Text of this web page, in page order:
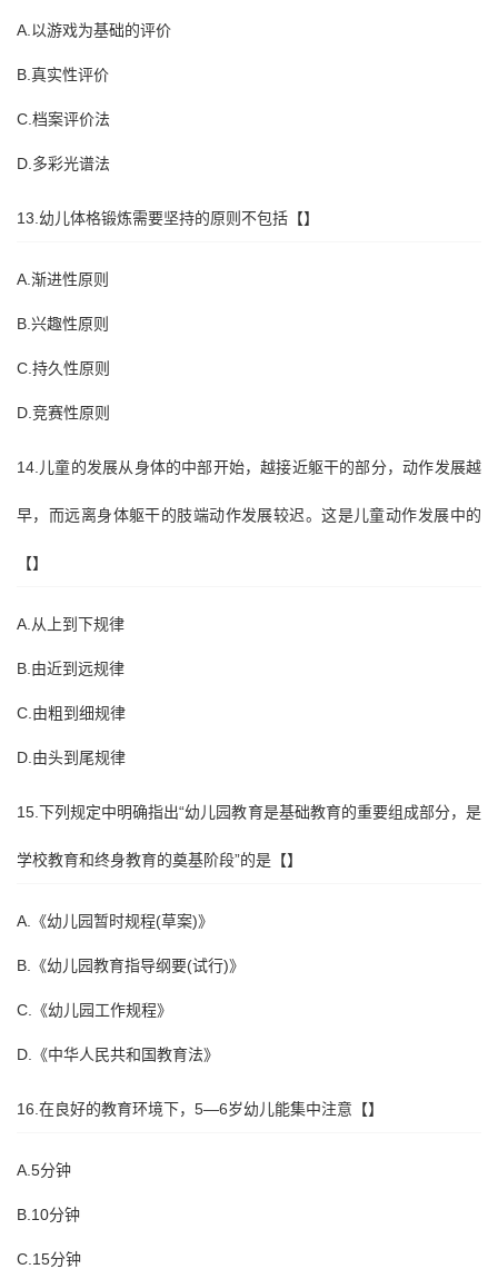
A.以游戏为基础的评价
B.真实性评价
C.档案评价法
D.多彩光谱法
13.幼儿体格锻炼需要坚持的原则不包括【】
A.渐进性原则
B.兴趣性原则
C.持久性原则
D.竞赛性原则
14.儿童的发展从身体的中部开始，越接近躯干的部分，动作发展越
早，而远离身体躯干的肢端动作发展较迟。这是儿童动作发展中的
【】
A.从上到下规律
B.由近到远规律
C.由粗到细规律
D.由头到尾规律
15.下列规定中明确指出“幼儿园教育是基础教育的重要组成部分，是
学校教育和终身教育的奠基阶段”的是【】
A.《幼儿园暂时规程(草案)》
B.《幼儿园教育指导纲要(试行)》
C.《幼儿园工作规程》
D.《中华人民共和国教育法》
16.在良好的教育环境下，5—6岁幼儿能集中注意【】
A.5分钟
B.10分钟
C.15分钟